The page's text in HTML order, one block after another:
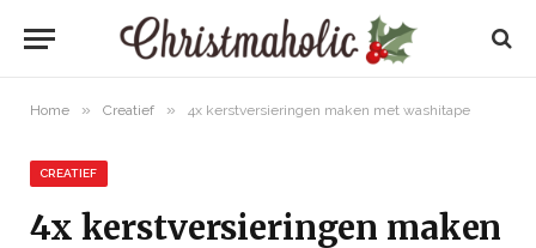
Home » Creatief » 4x kerstversieringen maken met washitape
CREATIEF
4x kerstversieringen maken